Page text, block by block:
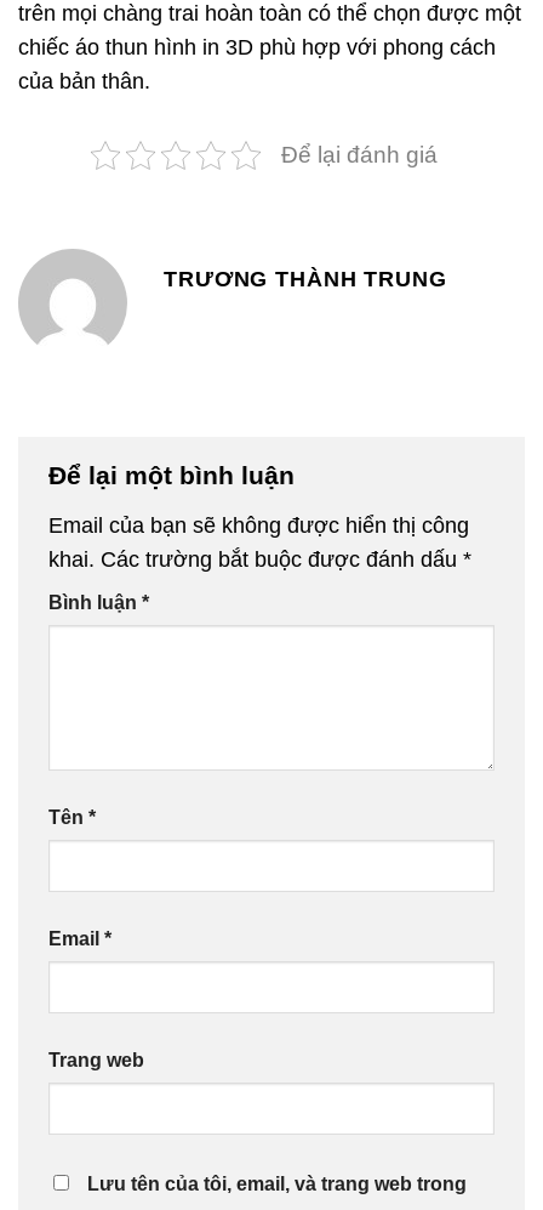
trên mọi chàng trai hoàn toàn có thể chọn được một
chiếc áo thun hình in 3D phù hợp với phong cách
của bản thân.
Để lại đánh giá
TRƯƠNG THÀNH TRUNG
Để lại một bình luận
Email của bạn sẽ không được hiển thị công
khai. Các trường bắt buộc được đánh dấu *
Bình luận *
Tên *
Email *
Trang web
Lưu tên của tôi, email, và trang web trong